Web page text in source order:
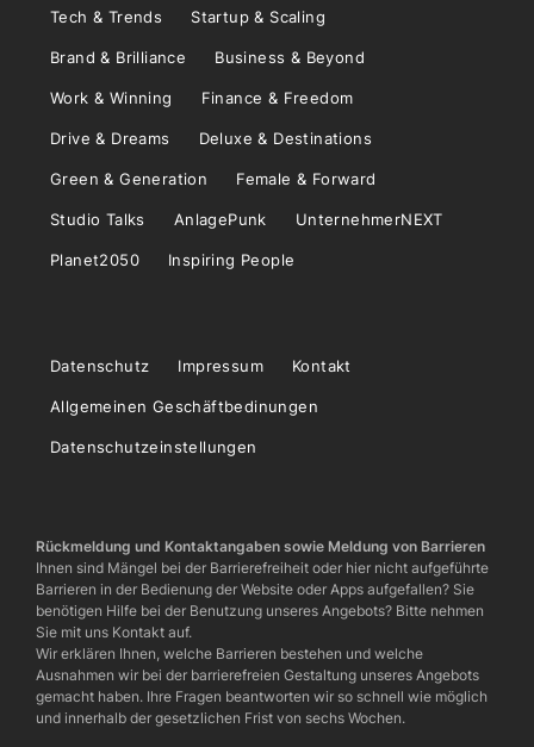
Tech & Trends Startup & Scaling
Brand & Brilliance Business & Beyond
Work & Winning Finance & Freedom
Drive & Dreams Deluxe & Destinations
Green & Generation Female & Forward
Studio Talks AnlagePunk UnternehmerNEXT
Planet2050 Inspiring People
Datenschutz Impressum Kontakt
Allgemeinen Geschäftbedinungen
Datenschutzeinstellungen
Rückmeldung und Kontaktangaben sowie Meldung von Barrieren
Ihnen sind Mängel bei der Barrierefreiheit oder hier nicht aufgeführte
Barrieren in der Bedienung der Website oder Apps aufgefallen? Sie
benötigen Hilfe bei der Benutzung unseres Angebots? Bitte nehmen
Sie mit uns Kontakt auf.
Wir erklären Ihnen, welche Barrieren bestehen und welche
Ausnahmen wir bei der barrierefreien Gestaltung unseres Angebots
gemacht haben. Ihre Fragen beantworten wir so schnell wie möglich
und innerhalb der gesetzlichen Frist von sechs Wochen.